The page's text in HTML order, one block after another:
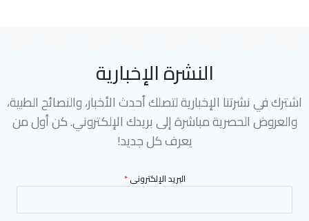
النشرة الإخبارية
اشترك في نشرتنا الإخبارية لتصلك أحدث الأخبار، والنصائح الطبية،
والعروض الحصرية مباشرة إلى بريدك الإلكتروني. كن أول من
يعرف كل جديد!
البريد الإلكترونى*